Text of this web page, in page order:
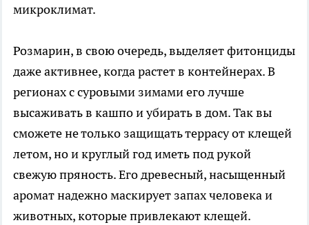
микроклимат.
Розмарин, в свою очередь, выделяет фитонциды
даже активнее, когда растет в контейнерах. В
регионах с суровыми зимами его лучше
высаживать в кашпо и убирать в дом. Так вы
сможете не только защищать террасу от клещей
летом, но и круглый год иметь под рукой
свежую пряность. Его древесный, насыщенный
аромат надежно маскирует запах человека и
животных, которые привлекают клещей.